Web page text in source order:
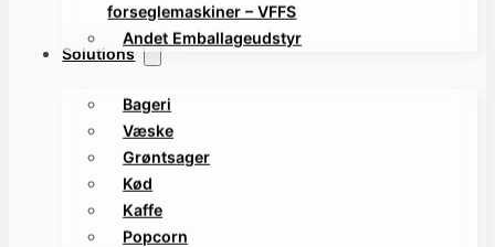
forseglemaskiner – VFFS
Andet Emballageudstyr
Solutions
Bageri
Væske
Grøntsager
Kød
Kaffe
Popcorn